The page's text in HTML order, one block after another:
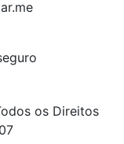
os Direitos